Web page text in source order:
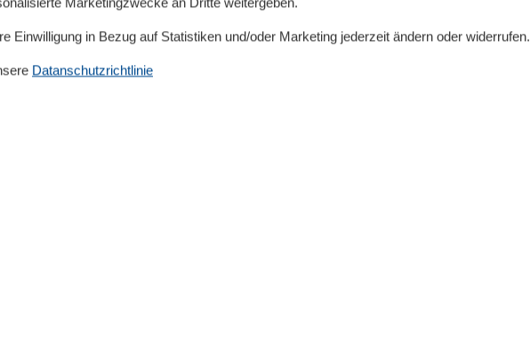
mit Kaffeemaschine, Eierkocher, Toaster, Waffeleisen, Handmixer,
Geschirrspüler, Tiefkühlfach, keine Wünsche offenlässt.
kostenfreies WLAN sowie Kinderbett, Hochstuhl,
runden das Angebot ab. Für zusätzlichen Wohnkomfort sorgt eine
Ferienhaus. Gerne können Sie auch Ihren Hund mit in den Urlaub
Einwilligung in Bezug auf Statistiken und/oder Marketing jederzeit ändern oder widerrufen.
Datanschutzrichtlinie